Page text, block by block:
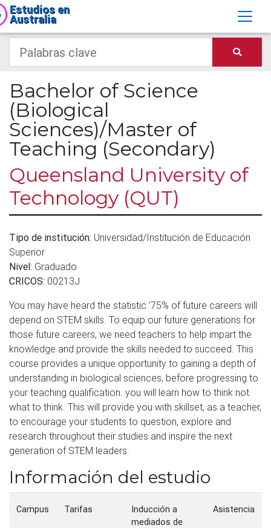
Estudios en
Australia
Bachelor of Science
(Biological
Sciences)/Master of
Teaching (Secondary)
Queensland University of
Technology (QUT)
Tipo de institución: Universidad/Institución de Educación
Superior
Nivel: Graduado
CRICOS: 00213J
You may have heard the statistic '75% of future careers will
depend on STEM skills. To equip our future generations for
those future careers, we need teachers to help impart the
knowledge and provide the skills needed to succeed. This
course provides a unique opportunity to gaining a depth of
understanding in biological sciences, before progressing to
your teaching qualification. you will learn how to think not
what to think. This will provide you with skillset, as a teacher,
to encourage your students to question, explore and
research throughout their studies and inspire the next
generation of STEM leaders.
Información del estudio
Campus Tarifas
Inducción a
mediados de
Asistencia